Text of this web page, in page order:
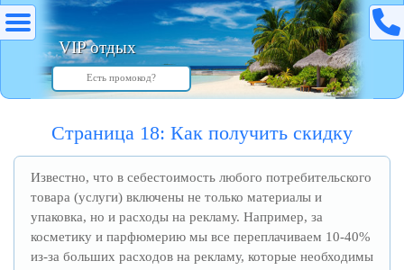
VIP отдых
Страница 18: Как получить скидку
Известно, что в себестоимость любого потребительского
товара (услуги) включены не только материалы и
упаковка, но и расходы на рекламу. Например, за
косметику и парфюмерию мы все переплачиваем 10-40%
из-за больших расходов на рекламу, которые необходимы